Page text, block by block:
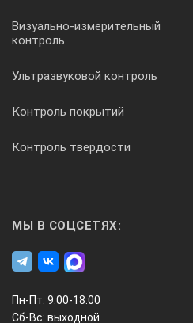
Визуально-измерительный
контроль
Ультразвуковой контроль
Контроль покрытий
Контроль твердости
МЫ В СОЦСЕТЯХ:
Пн-Пт: 9:00-18:00
Сб-Вс: выходной